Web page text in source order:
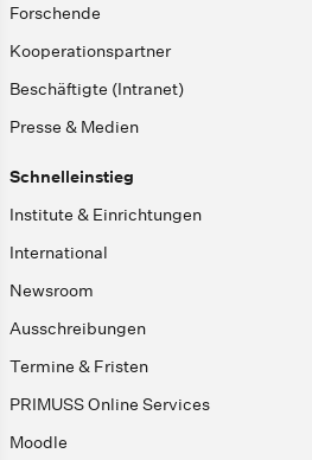
Forschende
Kooperationspartner
Beschäftigte (Intranet)
Presse & Medien
Schnelleinstieg
Institute & Einrichtungen
International
Newsroom
Ausschreibungen
Termine & Fristen
PRIMUSS Online Services
Moodle